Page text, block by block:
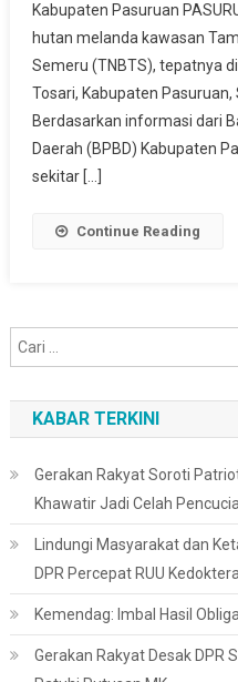
Kabupaten Pasuruan
hutan melanda kawasan
Semeru (TNBTS), tepatnya
Tosari, Kabupaten
Berdasarkan informasi dari
Daerah (BPBD) Kabupaten
sekitar […]
Continue Reading
KABAR TERKINI
Gerakan Rakyat Soroti
Khawatir Jadi Celah
Lindungi Masyarakat dan
DPR Percepat RUU
Kemendag: Imbal Hasil
Gerakan Rakyat Desak DPR